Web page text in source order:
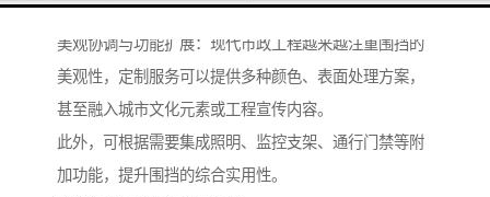
的围挡单元，实现场地较大化利用。
美观协调与功能扩展：现代市政工程越来越注重围挡的
美观性，定制服务可以提供多种颜色、表面处理方案，
甚至融入城市文化元素或工程宣传内容。
此外，可根据需要集成照明、监控支架、通行门禁等附
加功能，提升围挡的综合实用性。